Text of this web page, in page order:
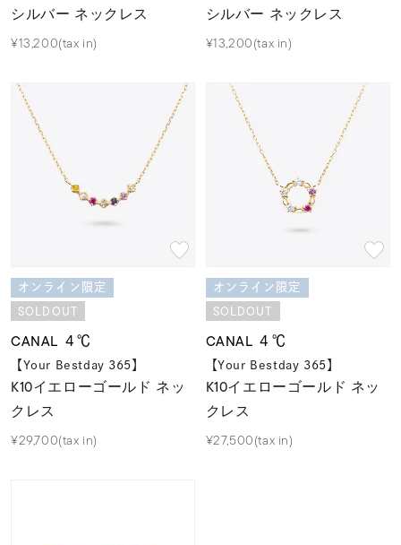
シルバー ネックレス
¥13,200(tax in)
シルバー ネックレス
¥13,200(tax in)
オンライン限定
SOLDOUT
CANAL ４℃
【Your Bestday 365】
K10イエローゴールド ネッ
クレス
¥29,700(tax in)
オンライン限定
SOLDOUT
CANAL ４℃
【Your Bestday 365】
K10イエローゴールド ネッ
クレス
¥27,500(tax in)